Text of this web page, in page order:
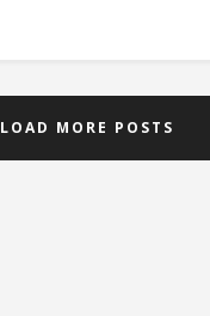
LOAD MORE POSTS